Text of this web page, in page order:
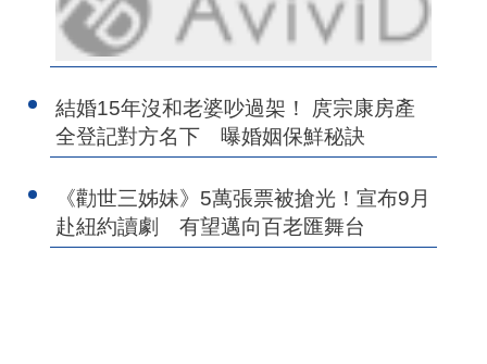
結婚15年沒和老婆吵過架！ 庹宗康房產
全登記對方名下 曝婚姻保鮮秘訣
《勸世三姊妹》5萬張票被搶光！宣布9月
赴紐約讀劇 有望邁向百老匯舞台